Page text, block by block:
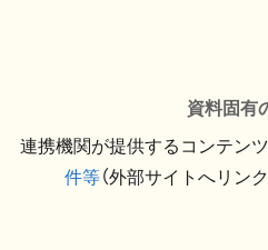
資料固有
連携機関が提供するコンテンツ
件等（外部サイトへリン